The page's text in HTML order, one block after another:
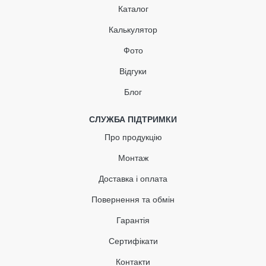
Кількість
381.18 грн
Каталог
Калькулятор
Фото
Відгуки
Блог
СЛУЖБА ПІДТРИМКИ
Про продукцію
Монтаж
Доставка і оплата
Повернення та обмін
Гарантія
Сертифікати
Контакти